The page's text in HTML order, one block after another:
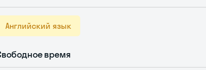
Английский язык
время